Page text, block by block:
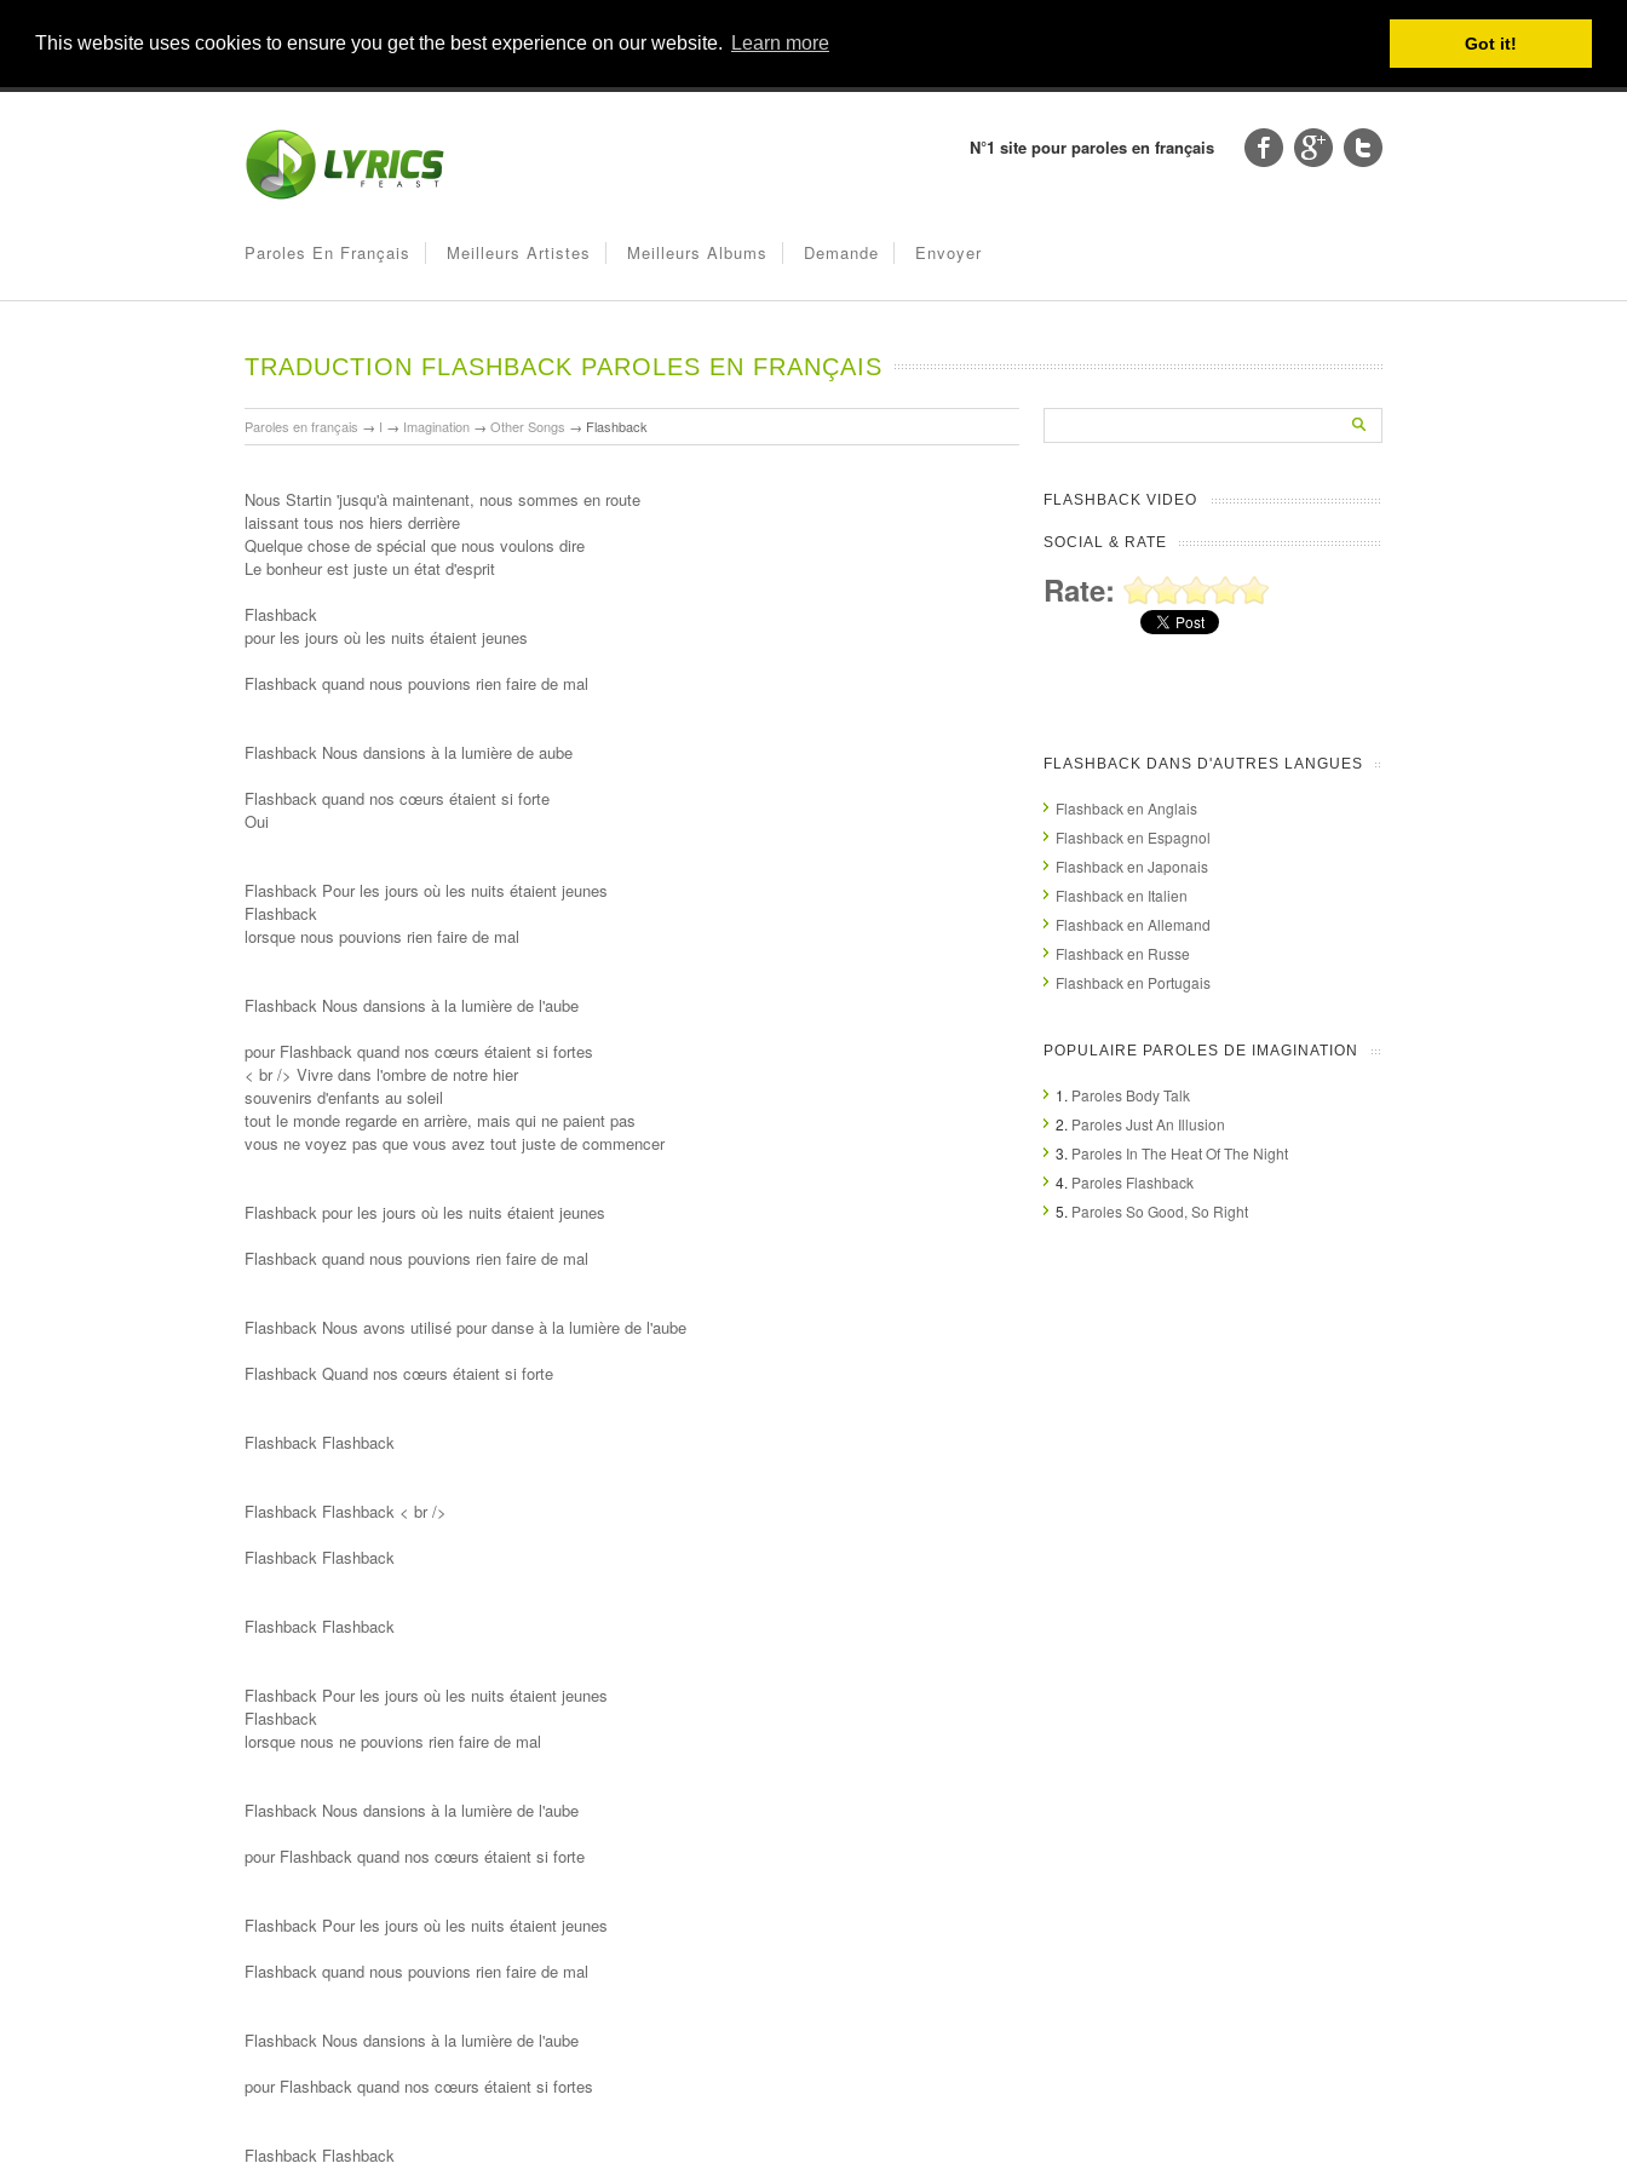
This website uses cookies to ensure you get the best experience on our website. Learn more Got it!
N°1 site pour paroles en français
Paroles En Français Meilleurs Artistes Meilleurs Albums Demande Envoyer
TRADUCTION FLASHBACK PAROLES EN FRANÇAIS
Paroles en français → I → Imagination → Other Songs → Flashback
Nous Startin 'jusqu'à maintenant, nous sommes en route
laissant tous nos hiers derrière
Quelque chose de spécial que nous voulons dire
Le bonheur est juste un état d'esprit
Flashback
pour les jours où les nuits étaient jeunes
Flashback quand nous pouvions rien faire de mal
Flashback Nous dansions à la lumière de aube
Flashback quand nos cœurs étaient si forte
Oui
Flashback Pour les jours où les nuits étaient jeunes
Flashback
lorsque nous pouvions rien faire de mal
Flashback Nous dansions à la lumière de l'aube
pour Flashback quand nos cœurs étaient si fortes
< br /> Vivre dans l'ombre de notre hier
souvenirs d'enfants au soleil
tout le monde regarde en arrière, mais qui ne paient pas
vous ne voyez pas que vous avez tout juste de commencer
Flashback pour les jours où les nuits étaient jeunes
Flashback quand nous pouvions rien faire de mal
Flashback Nous avons utilisé pour danse à la lumière de l'aube
Flashback Quand nos cœurs étaient si forte
Flashback Flashback
Flashback Flashback < br />
Flashback Flashback
Flashback Flashback
Flashback Pour les jours où les nuits étaient jeunes
Flashback
lorsque nous ne pouvions rien faire de mal
Flashback Nous dansions à la lumière de l'aube
pour Flashback quand nos cœurs étaient si forte
Flashback Pour les jours où les nuits étaient jeunes
Flashback quand nous pouvions rien faire de mal
Flashback Nous dansions à la lumière de l'aube
pour Flashback quand nos cœurs étaient si fortes
Flashback Flashback
FLASHBACK VIDEO
SOCIAL & RATE
Rate:
FLASHBACK DANS D'AUTRES LANGUES
Flashback en Anglais
Flashback en Espagnol
Flashback en Japonais
Flashback en Italien
Flashback en Allemand
Flashback en Russe
Flashback en Portugais
POPULAIRE PAROLES DE IMAGINATION
1. Paroles Body Talk
2. Paroles Just An Illusion
3. Paroles In The Heat Of The Night
4. Paroles Flashback
5. Paroles So Good, So Right